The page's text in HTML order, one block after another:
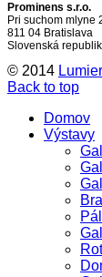
Prominens s.r.o.
Pri suchom mlyne
811 04 Bratislava
Slovenská
© 2014
Back to top
Domov
Výstavy